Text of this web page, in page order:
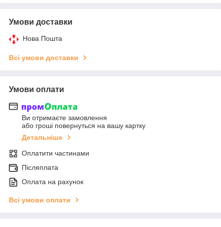
Умови доставки
Нова Пошта
Всі умови доставки
Умови оплати
Ви отримаєте замовлення
або гроші повернуться на вашу картку
Детальніше
Оплатити частинами
Післяплата
Оплата на рахунок
Всі умови оплати